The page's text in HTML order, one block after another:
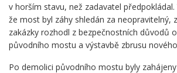
v horším stavu, než zadavatel
že most byl záhy shledán za neopravitelný,
zakázky rozhodl z bezpečnostních důvodů
původního mostu a výstavbě zbrusu
Po demolici původního mostu byly